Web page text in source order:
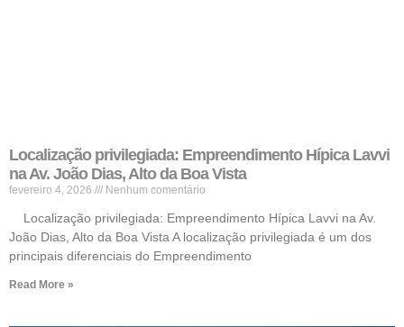
Localização privilegiada: Empreendimento Hípica Lavvi
na Av. João Dias, Alto da Boa Vista
fevereiro 4, 2026 Nenhum comentário
Localização privilegiada: Empreendimento Hípica Lavvi na Av.
João Dias, Alto da Boa Vista A localização privilegiada é um dos
principais diferenciais do Empreendimento
Read More »